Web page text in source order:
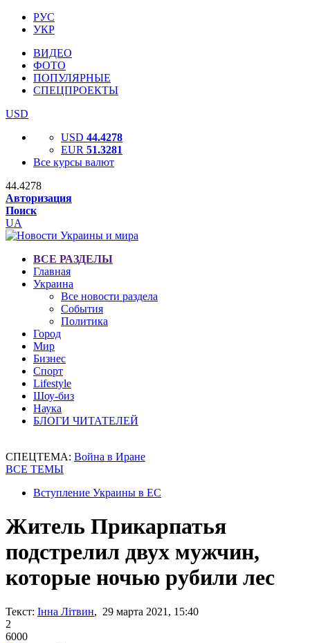
РУС
УКР
ВИДЕО
ФОТО
ПОПУЛЯРНЫЕ
СПЕЦПРОЕКТЫ
USD
USD 44.4278
EUR 51.3281
Все курсы валют
44.4278
Авторизация
Поиск
UA
ВСЕ РАЗДЕЛЫ
Главная
Украина
Все новости раздела
События
Политика
Город
Мир
Бизнес
Спорт
Lifestyle
Шоу-биз
Наука
БЛОГИ ЧИТАТЕЛЕЙ
СПЕЦТЕМА: Война в Иране
ВСЕ ТЕМЫ
Вступление Украины в ЕС
Житель Прикарпатья
подстрелил двух мужчин,
которые ночью рубили лес
Текст: Інна Літвин, 29 марта 2021, 15:40
2
6000